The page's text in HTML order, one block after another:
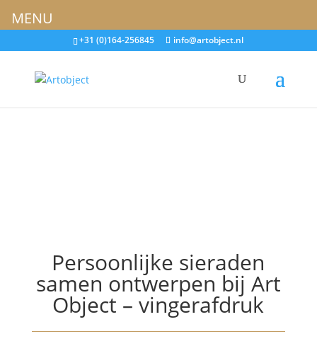
+31 (0)164-256845 info@artobject.nl
Persoonlijke sieraden
samen ontwerpen bij Art
Object – vingerafdruk
MENU